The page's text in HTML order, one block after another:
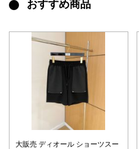
おすすめ商品
大販売 ディオール ショーツスー